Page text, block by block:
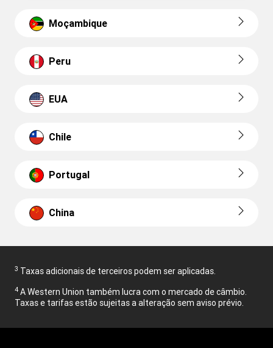
Moçambique
Peru
EUA
Chile
Portugal
China
3 Taxas adicionais de terceiros podem ser aplicadas.
4 A Western Union também lucra com o mercado de câmbio.
Taxas e tarifas estão sujeitas a alteração sem aviso prévio.